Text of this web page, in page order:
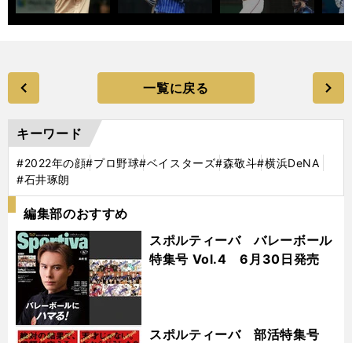
一覧に戻る
キーワード
#2022年の顔#プロ野球#ベイスターズ#森敬斗#横浜DeNA
#石井琢朗
編集部のおすすめ
スポルティーバ バレーボール
特集号 Vol.4 6月30日発売
スポルティーバ 部活特集号